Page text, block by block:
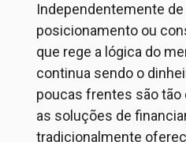
Independentemente
posicionamento ou
que rege a lógica do
continua sendo o
poucas frentes são
as soluções de
tradicionalmente